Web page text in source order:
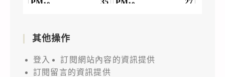
其他操作
登入
訂閱網站內容的資訊提供
訂閱留言的資訊提供